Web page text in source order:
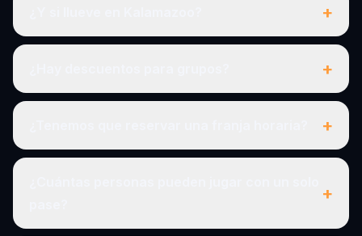
+
+
+
+